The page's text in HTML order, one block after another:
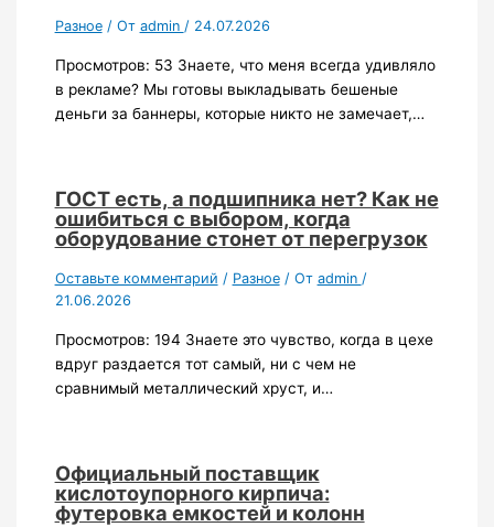
Разное/ От admin / 24.07.2026
Просмотров: 53 Знаете, что меня всегда удивляло
в рекламе? Мы готовы выкладывать бешеные
деньги за баннеры, которые никто не замечает,…
ГОСТ есть, а подшипника нет? Как не
ошибиться с выбором, когда
оборудование стонет от перегрузок
Оставьте комментарий / Разное/ От admin /
21.06.2026
Просмотров: 194 Знаете это чувство, когда в цехе
вдруг раздается тот самый, ни с чем не
сравнимый металлический хруст, и…
Официальный поставщик
кислотоупорного кирпича:
футеровка емкостей и колонн